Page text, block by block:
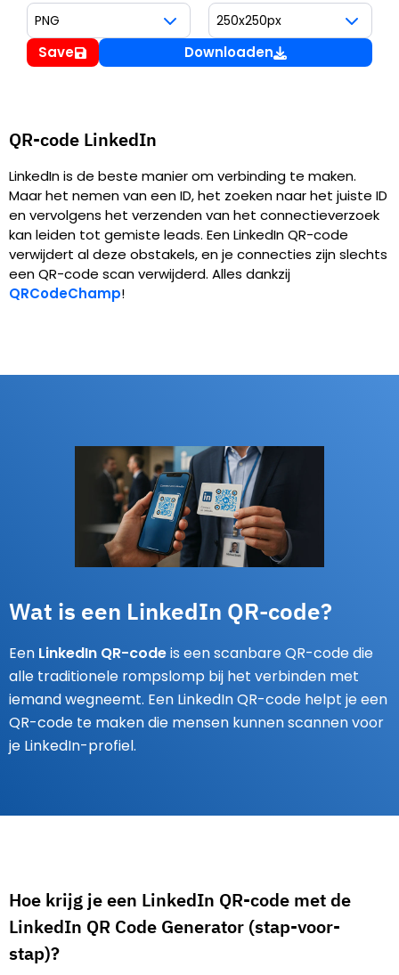
Save Downloaden
QR-code LinkedIn
LinkedIn is de beste manier om verbinding te maken.
Maar het nemen van een ID, het zoeken naar het juiste ID
en vervolgens het verzenden van het connectieverzoek
kan leiden tot gemiste leads. Een LinkedIn QR-code
verwijdert al deze obstakels, en je connecties zijn slechts
een QR-code scan verwijderd. Alles dankzij
QRCodeChamp!
Wat is een LinkedIn QR-code?
Een LinkedIn QR-codeis een scanbare QR-code die
alle traditionele rompslomp bij het verbinden met
iemand wegneemt. Een LinkedIn QR-code helpt je een
QR-code te maken die mensen kunnen scannen voor
je LinkedIn-profiel.
Hoe krijg je een LinkedIn QR-code met de
LinkedIn QR Code Generator (stap-voor-
stap)?